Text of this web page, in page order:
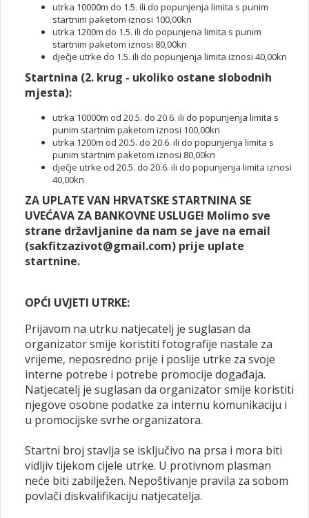
utrka 10000m do 1.5. ili do popunjenja limita s punim
startnim paketom iznosi 100,00kn
utrka 1200m do 1.5. ili do popunjena limita s punim
startnim paketom iznosi 80,00kn
dječje utrke do 1.5. ili do popunjenja limita iznosi 40,00kn
Startnina (2. krug - ukoliko ostane slobodnih
mjesta):
utrka 10000m od 20.5. do 20.6. ili do popunjenja limita s
punim startnim paketom iznosi 100,00kn
utrka 1200m od 20.5. do 20.6. ili do popunjenja limita s
punim startnim paketom iznosi 80,00kn
dječje utrke od 20.5. do 20.6. ili do popunjenja limita iznosi
40,00kn
ZA UPLATE VAN HRVATSKE STARTNINA SE
UVEĆAVA ZA BANKOVNE USLUGE! Molimo sve
strane državljanine da nam se jave na email
(sakfitzazivot@gmail.com) prije uplate
startnine.
OPĆI UVJETI UTRKE:
Prijavom na utrku natjecatelj je suglasan da
organizator smije koristiti fotografije nastale za
vrijeme, neposredno prije i poslije utrke za svoje
interne potrebe i potrebe promocije događaja.
Natjecatelj je suglasan da organizator smije koristiti
njegove osobne podatke za internu komunikaciju i
u promocijske svrhe organizatora.
Startni broj stavlja se isključivo na prsa i mora biti
vidljiv tijekom cijele utrke. U protivnom plasman
neće biti zabilježen. Nepoštivanje pravila za sobom
povlači diskvalifikaciju natjecatelja.